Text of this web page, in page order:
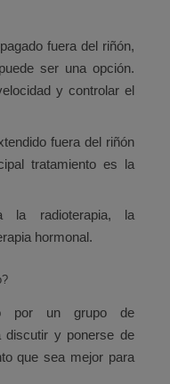
fuera del riñón,
ser una opción.
y controlar el
fuera del riñón
tratamiento es la
radioterapia, la
hormonal.
por un grupo de
discutir y ponerse de
que sea mejor para